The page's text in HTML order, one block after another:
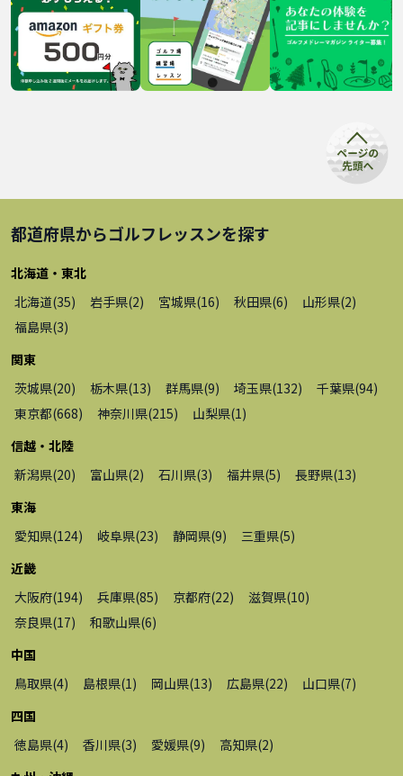
都道府県からゴルフレッスンを探す
北海道・東北
北海道(35) 岩手県(2) 宮城県(16) 秋田県(6) 山形県(2)
福島県(3)
関東
茨城県(20) 栃木県(13) 群馬県(9) 埼玉県(132) 千葉県(94)
東京都(668) 神奈川県(215) 山梨県(1)
信越・北陸
新潟県(20) 富山県(2) 石川県(3) 福井県(5) 長野県(13)
東海
愛知県(124) 岐阜県(23) 静岡県(9) 三重県(5)
近畿
大阪府(194) 兵庫県(85) 京都府(22) 滋賀県(10)
奈良県(17) 和歌山県(6)
中国
鳥取県(4) 島根県(1) 岡山県(13) 広島県(22) 山口県(7)
四国
徳島県(4) 香川県(3) 愛媛県(9) 高知県(2)